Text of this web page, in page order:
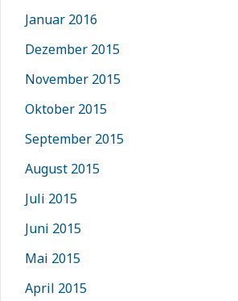
Januar 2016
Dezember 2015
November 2015
Oktober 2015
September 2015
August 2015
Juli 2015
Juni 2015
Mai 2015
April 2015